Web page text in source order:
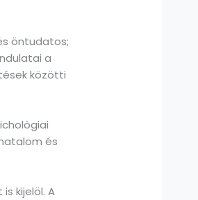
öntudatos;
a
közötti
és
kijelöl. A